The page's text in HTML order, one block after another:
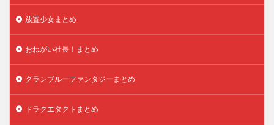
放置少女まとめ
おねがい社長！まとめ
グランブルーファンタジーまとめ
ドラクエタクトまとめ